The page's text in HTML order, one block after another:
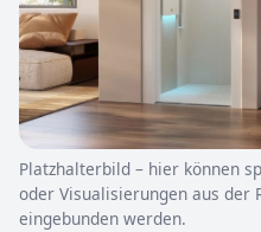
Platzhalterbild – hier können
oder Visualisierungen aus der
eingebunden werden.